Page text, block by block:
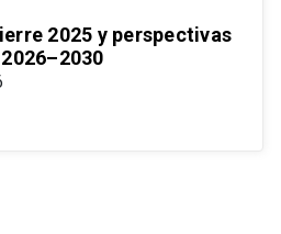
2025 y perspectivas